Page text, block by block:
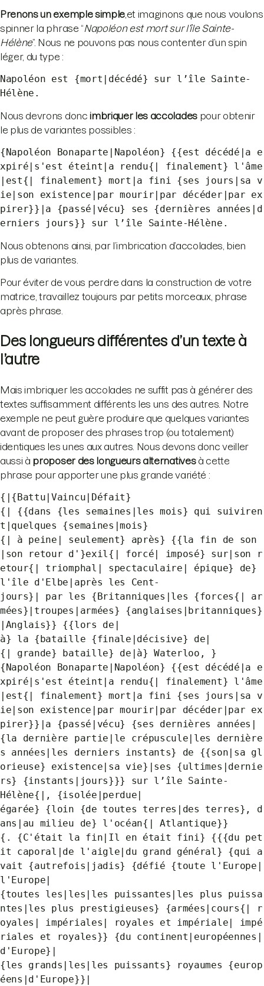
Prenons un exemple simple ,et imaginons que nous voulons
spinner la phrase “Napoléon est mort sur l’île Sainte-
Hélène”. Nous ne pouvons pas nous contenter d’un spin
léger, du type :
Napoléon est {mort|décédé} sur l’île Sainte-
Hélène.
Nous devrons donc imbriquer les accolades pour obtenir
le plus de variantes possibles :
{Napoléon Bonaparte|Napoléon} {{est décédé|a e
xpiré|s'est éteint|a rendu{| finalement} l'âme
|est{| finalement} mort|a fini {ses jours|sa v
ie|son existence|par mourir|par décéder|par ex
pirer}}|a {passé|vécu} ses {dernières années|d
erniers jours}} sur l’île Sainte-Hélène.
Nous obtenons ainsi, par l’imbrication d’accolades, bien
plus de variantes.
Pour éviter de vous perdre dans la construction de votre
matrice, travaillez toujours par petits morceaux, phrase
après phrase.
Des longueurs différentes d’un texte à
l’autre
Mais imbriquer les accolades ne suffit pas à générer des
textes suffisamment différents les uns des autres. Notre
exemple ne peut guère produire que quelques variantes
avant de proposer des phrases trop (ou totalement)
identiques les unes aux autres. Nous devons donc veiller
aussi à proposer des longueurs alternativesà cette
phrase pour apporter une plus grande variété :
{|{Battu|Vaincu|Défait}
{| {{dans {les semaines|les mois} qui suiviren
t|quelques {semaines|mois}
{| à peine| seulement} après} {{la fin de son
|son retour d'}exil{| forcé| imposé} sur|son r
etour{| triomphal| spectaculaire| épique} de}
l'île d'Elbe|après les Cent-
jours}| par les {Britanniques|les {forces{| ar
mées}|troupes|armées} {anglaises|britanniques}
|Anglais}} {{lors de|
à} la {bataille {finale|décisive} de|
{| grande} bataille} de|à} Waterloo, }
{Napoléon Bonaparte|Napoléon} {{est décédé|a e
xpiré|s'est éteint|a rendu{| finalement} l'âme
|est{| finalement} mort|a fini {ses jours|sa v
ie|son existence|par mourir|par décéder|par ex
pirer}}|a {passé|vécu} {ses dernières années|
{la dernière partie|le crépuscule|les dernière
s années|les derniers instants} de {{son|sa gl
orieuse} existence|sa vie}|ses {ultimes|dernie
rs} {instants|jours}}} sur l’île Sainte-
Hélène{|, {isolée|perdue|
égarée} {loin {de toutes terres|des terres}, d
ans|au milieu de} l'océan{| Atlantique}}
{. {C'était la fin|Il en était fini} {{{du pet
it caporal|de l'aigle|du grand général} {qui a
vait {autrefois|jadis} {défié {toute l'Europe|
l'Europe|
{toutes les|les|les puissantes|les plus puissa
ntes|les plus prestigieuses} {armées|cours{| r
oyales| impériales| royales et impériale| impé
riales et royales}} {du continent|européennes|
d'Europe}|
{les grands|les|les puissants} royaumes {europ
éens|d'Europe}}|